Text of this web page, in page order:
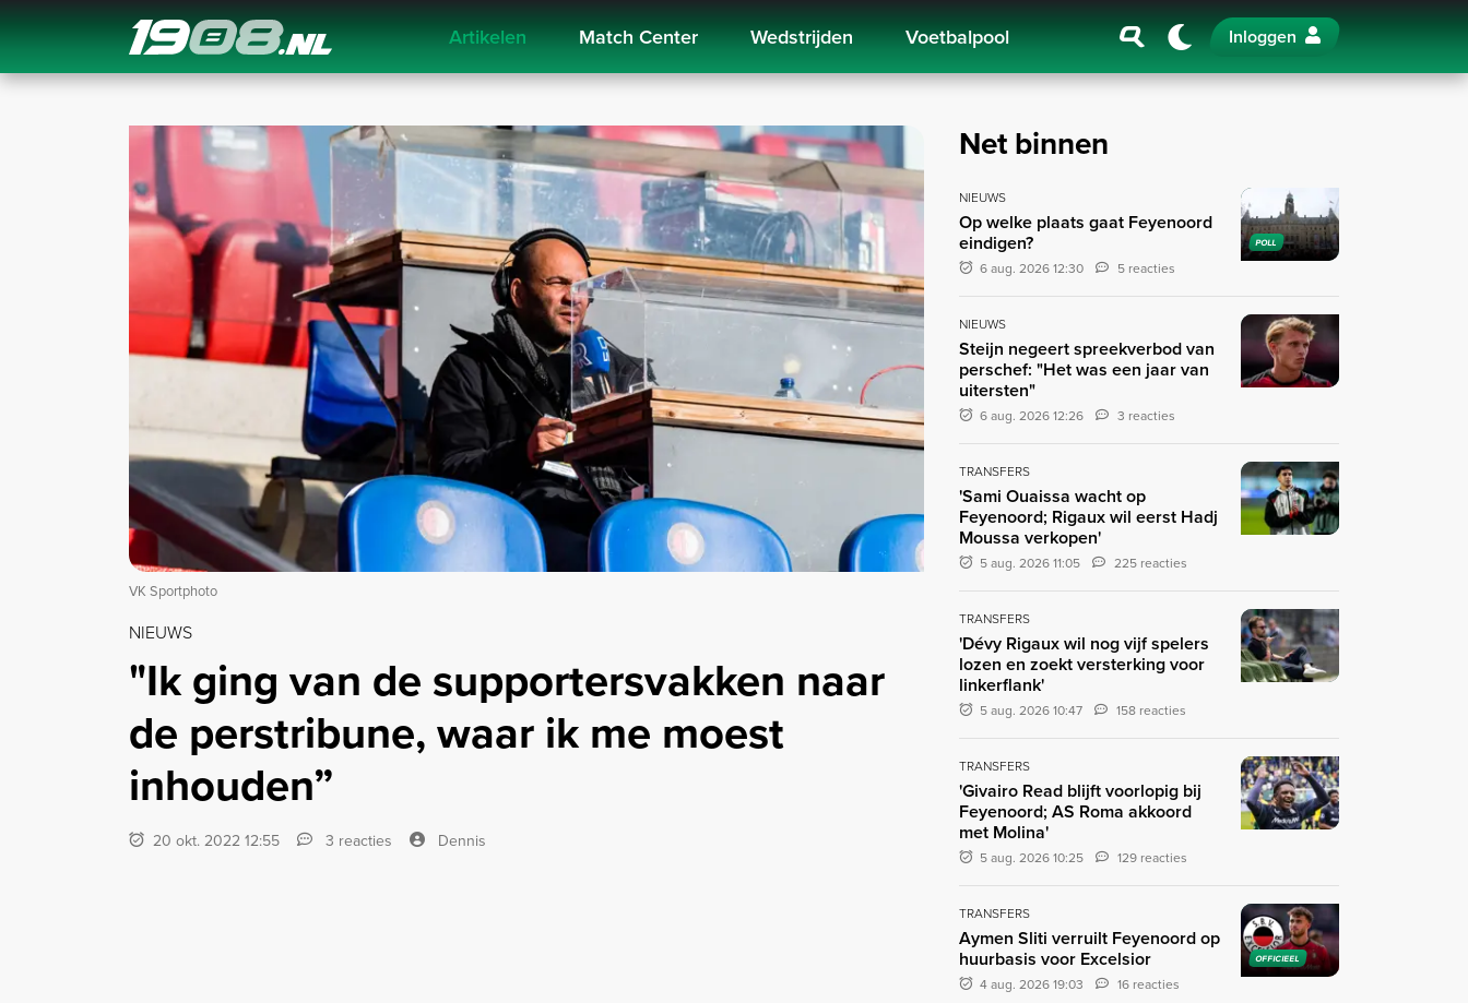
Navigation Artikelen Match Center Wedstrijden Voetbalpool Inloggen
VK Sportphoto
NIEUWS
"Ik ging van de supportersvakken naar
de perstribune, waar ik me moest
inhouden”
20 okt. 2022 12:55 3 reacties Dennis
Net binnen
POLL
NIEUWS
Op welke plaats gaat Feyenoord
eindigen?
6 aug. 2026 12:30 5 reacties
NIEUWS
Steijn negeert spreekverbod van
perschef: "Het was een jaar van
uitersten"
6 aug. 2026 12:26 3 reacties
TRANSFERS
'Sami Ouaissa wacht op
Feyenoord; Rigaux wil eerst Hadj
Moussa verkopen'
5 aug. 2026 11:05 225 reacties
TRANSFERS
'Dévy Rigaux wil nog vijf spelers
lozen en zoekt versterking voor
linkerflank'
5 aug. 2026 10:47 158 reacties
TRANSFERS
'Givairo Read blijft voorlopig bij
Feyenoord; AS Roma akkoord
met Molina'
5 aug. 2026 10:25 129 reacties
OFFICIEEL
TRANSFERS
Aymen Sliti verruilt Feyenoord op
huurbasis voor Excelsior
4 aug. 2026 19:03 16 reacties